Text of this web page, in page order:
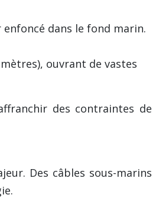
dans le fond marin.
ouvrant de vastes
des contraintes de
Des câbles sous-marins